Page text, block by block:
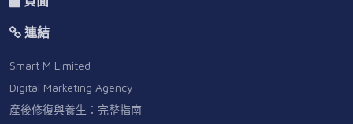
連結
Smart M Limited
Digital Marketing Agency
產後修復與養生：完整指南